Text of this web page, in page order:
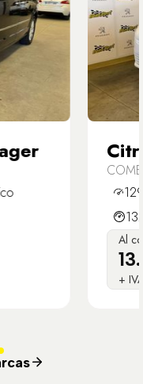
130CV
Al
+